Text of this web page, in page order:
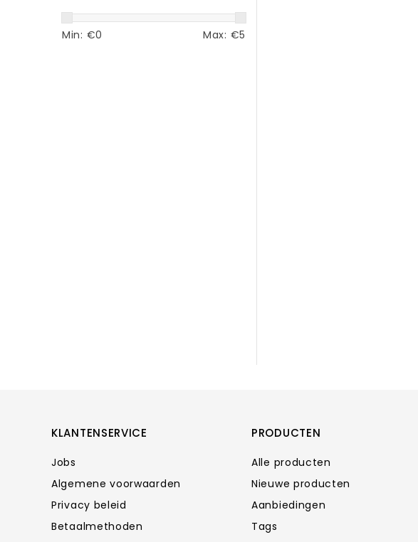
Min: €0 Max: €5
KLANTENSERVICE
Jobs
Algemene voorwaarden
Privacy beleid
Betaalmethoden
PRODUCTEN
Alle producten
Nieuwe producten
Aanbiedingen
Tags